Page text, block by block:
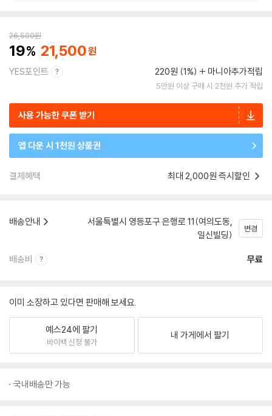
26,500원
19 21,500
YES포인트 220원 (1%) 마니아추가적립
5만원 이상 구매 시 2천원 추가 적립
사용 가능한 쿠폰 받기
앱 다운 시 1천원 상품권
결제혜택 최대 2,000원 즉시할인
배송안내
서울특별시 영등포구 은행로 11(여의도동,
일신빌딩)
변경
배송비 무료
이미 소장하고 있다면 판매해 보세요.
예스24에 팔기
바이백 신청 불가
내 가게에서 팔기
국내배송만 가능